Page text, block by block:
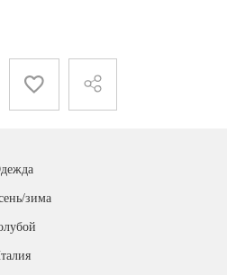
зима